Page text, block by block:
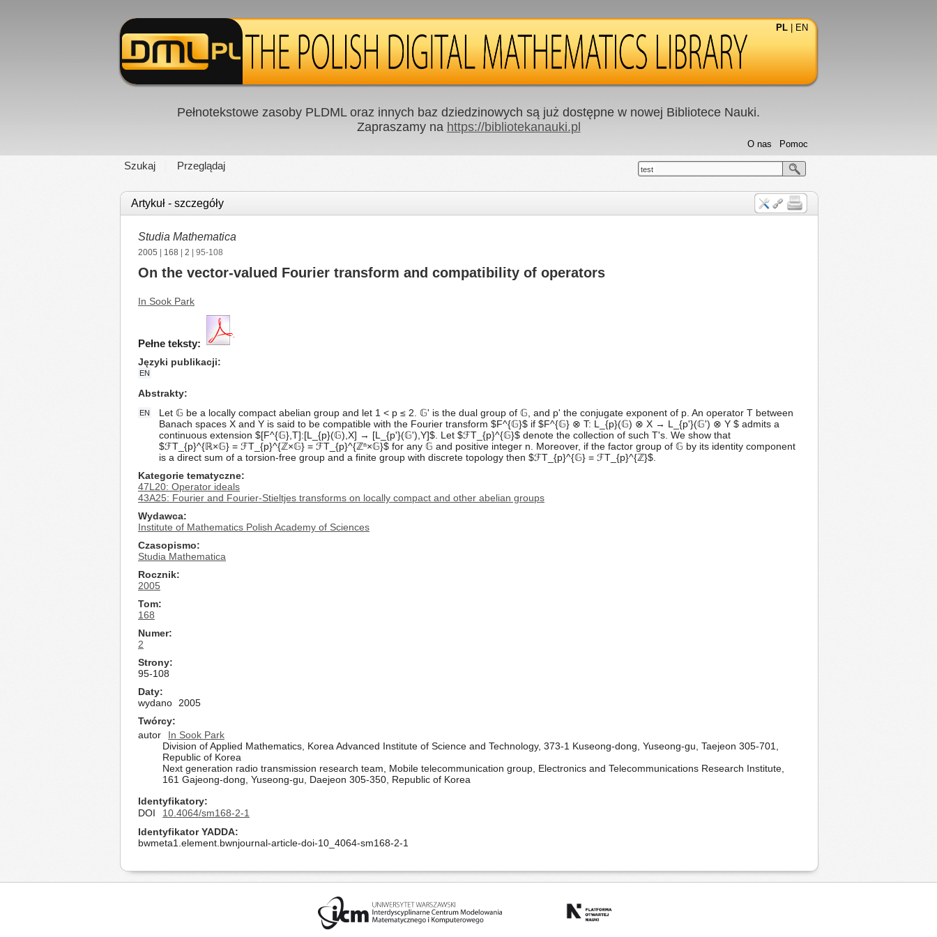
PL EN
Pełnotekstowe zasoby PLDML oraz innych baz dziedzinowych są już dostępne w nowej Bibliotece Nauki.
Zapraszamy na https://bibliotekanauki.pl
Szukaj Przeglądaj
Pomoc
O nas
test
Artykuł - szczegóły
Studia Mathematica
2005 168 2 | 95-108
On the vector-valued Fourier transform and compatibility of operators
In Sook Park
Pełne teksty:
Języki publikacji
EN
Abstrakty
EN
Let 𝔾 be a locally compact abelian group and let 1 < p ≤ 2. 𝔾' is the dual group of 𝔾, and p' the conjugate exponent of p. An operator T between
Banach spaces X and Y is said to be compatible with the Fourier transform $F^{𝔾}$ if $F^{𝔾} ⊗ T: L_{p}(𝔾) ⊗ X → L_{p'}(𝔾') ⊗ Y $ admits a
continuous extension $[F^{𝔾},T]:[L_{p}(𝔾),X] → [L_{p'}(𝔾'),Y]$. Let $ℱT_{p}^{𝔾}$ denote the collection of such T's. We show that
$ℱT_{p}^{ℝ×𝔾} = ℱT_{p}^{ℤ×𝔾} = ℱT_{p}^{ℤⁿ×𝔾}$ for any 𝔾 and positive integer n. Moreover, if the factor group of 𝔾 by its identity component
is a direct sum of a torsion-free group and a finite group with discrete topology then $ℱT_{p}^{𝔾} = ℱT_{p}^{ℤ}$.
Kategorie tematyczne
47L20: Operator ideals
43A25: Fourier and Fourier-Stieltjes transforms on locally compact and other abelian groups
Wydawca
Institute of Mathematics Polish Academy of Sciences
Czasopismo
Studia Mathematica
Rocznik
2005
Tom
168
Numer
2
Strony
95-108
Daty
wydano
2005
Twórcy
autor
In Sook Park
Division of Applied Mathematics, Korea Advanced Institute of Science and Technology, 373-1 Kuseong-dong, Yuseong-gu, Taejeon 305-701,
Republic of Korea
Next generation radio transmission research team, Mobile telecommunication group, Electronics and Telecommunications Research Institute,
161 Gajeong-dong, Yuseong-gu, Daejeon 305-350, Republic of Korea
Identyfikatory
DOI
10.4064/sm168-2-1
Identyfikator YADDA
bwmeta1.element.bwnjournal-article-doi-10_4064-sm168-2-1